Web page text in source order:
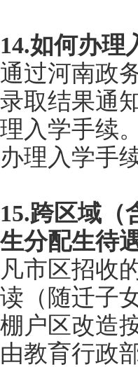
14.如何办理
通过河南政
录取结果通
理入学手续
办理入学手
15.跨区域（
生分配生待
凡市区招收
读（随迁子
棚户区改造
由教育行政